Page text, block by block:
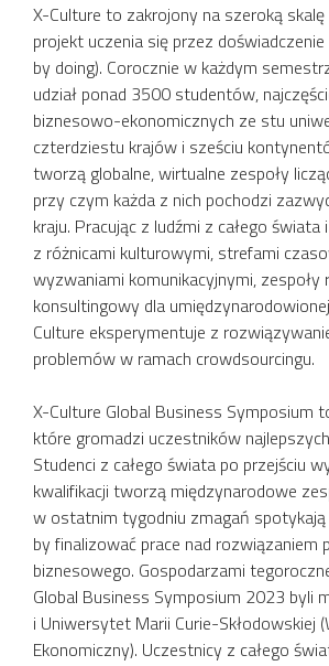
X-Culture to zakrojony na szeroką
projekt uczenia się przez doświadczenie
by doing). Corocznie w każdym
udział ponad 3500 studentów,
biznesowo-ekonomicznych ze stu
czterdziestu krajów i sześciu
tworzą globalne, wirtualne zespoły
przy czym każda z nich pochodzi
kraju. Pracując z ludźmi z całego świata
z różnicami kulturowymi, strefami
wyzwaniami komunikacyjnymi, zespoły
konsultingowy dla
Culture eksperymentuje z
problemów w ramach crowdsourcingu.
X-Culture Global Business Symposium
które gromadzi uczestników
Studenci z całego świata po przejściu
kwalifikacji tworzą międzynarodowe
w ostatnim tygodniu zmagań
by finalizować prace nad rozwiązaniem
biznesowego. Gospodarzami
Global Business Symposium 2023 byli
i Uniwersytet Marii Curie-Skłodowskiej
Ekonomiczny). Uczestnicy z całego